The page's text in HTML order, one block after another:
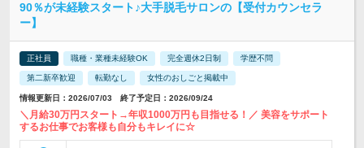
90％が未経験スタート♪大手脱毛サロンの【受付カウンセラ
ー】
正社員 職種・業種未経験OK 完全週休2日制 学歴不問
第二新卒歓迎 転勤なし 女性のおしごと掲載中
情報更新日：2026/07/03 終了予定日：2026/09/24
＼月給30万円スタート→年収1000万円も目指せる！／ 美容をサポート
するお仕事でお客様も自分もキレイに☆